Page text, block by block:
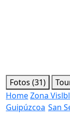
Fotos (31)
HomeZona
Guipúzcoa San